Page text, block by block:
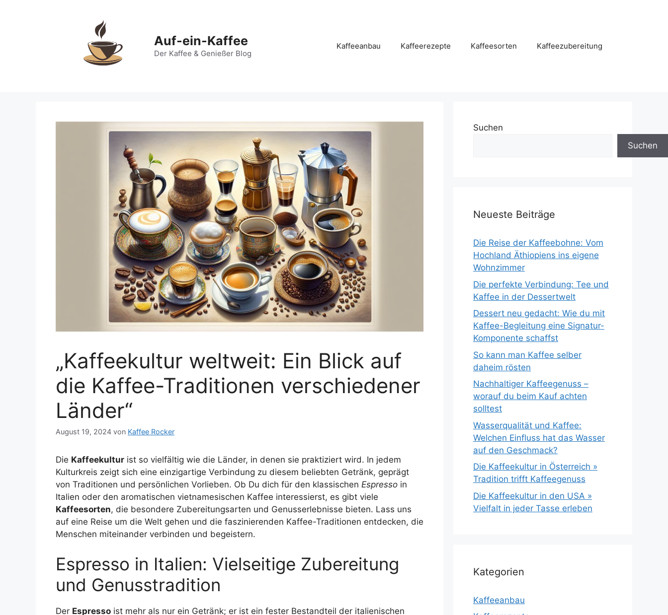
Auf-ein-Kaffee
Der Kaffee & Genießer Blog
Kaffeeanbau Kaffeerezepte Kaffeesorten Kaffeezubereitung
„Kaffeekultur weltweit: Ein Blick auf
die Kaffee-Traditionen verschiedener
Länder“
August 19, 2024 von Kaffee Rocker
Die Kaffeekultur ist so vielfältig wie die Länder, in denen sie praktiziert wird. In jedem
Kulturkreis zeigt sich eine einzigartige Verbindung zu diesem beliebten Getränk, geprägt
von Traditionen und persönlichen Vorlieben. Ob Du dich für den klassischen Espresso in
Italien oder den aromatischen vietnamesischen Kaffee interessierst, es gibt viele
Kaffeesorten, die besondere Zubereitungsarten und Genusserlebnisse bieten. Lass uns
auf eine Reise um die Welt gehen und die faszinierenden Kaffee-Traditionen entdecken, die
Menschen miteinander verbinden und begeistern.
Espresso in Italien: Vielseitige Zubereitung
und Genusstradition
Der Espresso ist mehr als nur ein Getränk; er ist ein fester Bestandteil der italienischen
Suchen
Suchen
Neueste Beiträge
Die Reise der Kaffeebohne: Vom
Hochland Äthiopiens ins eigene
Wohnzimmer
Die perfekte Verbindung: Tee und
Kaffee in der Dessertwelt
Dessert neu gedacht: Wie du mit
Kaffee-Begleitung eine Signatur-
Komponente schaffst
So kann man Kaffee selber
daheim rösten
Nachhaltiger Kaffeegenuss –
worauf du beim Kauf achten
solltest
Wasserqualität und Kaffee:
Welchen Einfluss hat das Wasser
auf den Geschmack?
Die Kaffeekultur in Österreich »
Tradition trifft Kaffeegenuss
Die Kaffeekultur in den USA »
Vielfalt in jeder Tasse erleben
Kategorien
Kaffeeanbau